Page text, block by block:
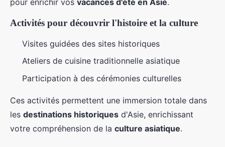
Activités pour découvrir l'histoire et la culture
Visites guidées des sites historiques
Ateliers de cuisine traditionnelle asiatique
Participation à des cérémonies culturelles
Ces activités permettent une immersion totale dans
les destinations historiques d'Asie, enrichissant
votre compréhension de la culture asiatique.